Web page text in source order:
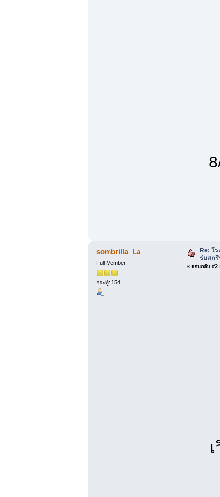
sombrilla_La
Full Member
กระทู้: 154
Re: โ
ร่มสกรี
« ตอบกลับ #2